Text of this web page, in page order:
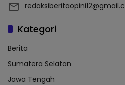
Kategori
Berita
Sumatera Selatan
Jawa Tengah